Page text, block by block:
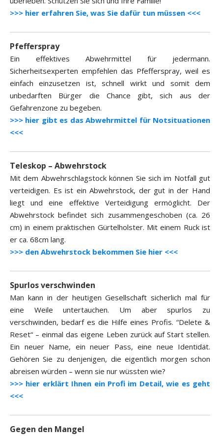
>>> hier erfahren Sie, was Sie dafür tun müssen <<<
Pfefferspray
Ein effektives Abwehrmittel für jedermann.
Sicherheitsexperten empfehlen das Pfefferspray, weil es
einfach einzusetzen ist, schnell wirkt und somit dem
unbedarften Bürger die Chance gibt, sich aus der
Gefahrenzone zu begeben.
>>> hier gibt es das Abwehrmittel für Notsituationen
<<<
Teleskop – Abwehrstock
Mit dem Abwehrschlagstock können Sie sich im Notfall gut
verteidigen. Es ist ein Abwehrstock, der gut in der Hand
liegt und eine effektive Verteidigung ermöglicht. Der
Abwehrstock befindet sich zusammengeschoben (ca. 26
cm) in einem praktischen Gürtelholster. Mit einem Ruck ist
er ca. 68cm lang.
>>> den Abwehrstock bekommen Sie hier <<<
Spurlos verschwinden
Man kann in der heutigen Gesellschaft sicherlich mal für
eine Weile untertauchen. Um aber spurlos zu
verschwinden, bedarf es die Hilfe eines Profis. “Delete &
Reset“ – einmal das eigene Leben zurück auf Start stellen.
Ein neuer Name, ein neuer Pass, eine neue Identidät.
Gehören Sie zu denjenigen, die eigentlich morgen schon
abreisen würden – wenn sie nur wüssten wie?
>>> hier erklärt Ihnen ein Profi im Detail, wie es geht
<<<
Gegen den Mangel